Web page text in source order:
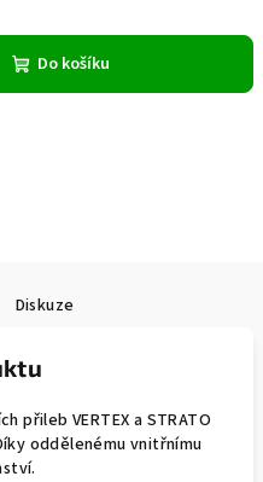
Do košíku
Diskuze
přileb VERTEX a STRATO
oddělenému vnitřnímu